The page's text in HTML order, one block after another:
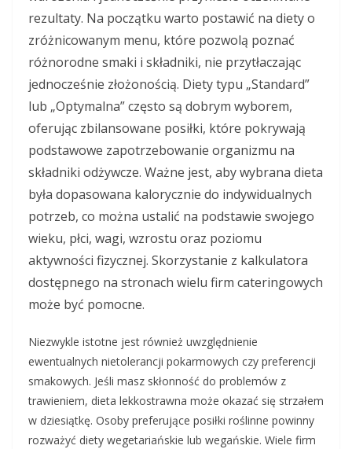
rezultaty. Na początku warto postawić na diety o
zróżnicowanym menu, które pozwolą poznać
różnorodne smaki i składniki, nie przytłaczając
jednocześnie złożonością. Diety typu „Standard”
lub „Optymalna” często są dobrym wyborem,
oferując zbilansowane posiłki, które pokrywają
podstawowe zapotrzebowanie organizmu na
składniki odżywcze. Ważne jest, aby wybrana dieta
była dopasowana kalorycznie do indywidualnych
potrzeb, co można ustalić na podstawie swojego
wieku, płci, wagi, wzrostu oraz poziomu
aktywności fizycznej. Skorzystanie z kalkulatora
dostępnego na stronach wielu firm cateringowych
może być pomocne.
Niezwykle istotne jest również uwzględnienie
ewentualnych nietolerancji pokarmowych czy preferencji
smakowych. Jeśli masz skłonność do problemów z
trawieniem, dieta lekkostrawna może okazać się strzałem
w dziesiątkę. Osoby preferujące posiłki roślinne powinny
rozważyć diety wegetariańskie lub wegańskie. Wiele firm